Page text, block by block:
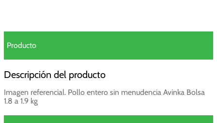
Producto
Descripción del producto
Imagen referencial. Pollo entero sin menudencia Avinka Bolsa
1.8 a 1.9 kg